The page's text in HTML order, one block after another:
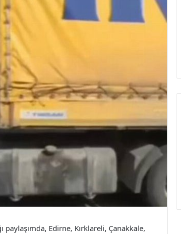
paylaşımda, Edirne, Kırklareli, Çanakkale,